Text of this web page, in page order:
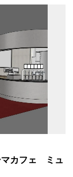
マカフェ ミュ